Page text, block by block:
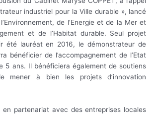
industriel pour la Ville durable », lancé
de l’Energie et de la Mer et
et de l’Habitat durable. Seul projet
été lauréat en 2016, le démonstrateur de
bénéficier de l’accompagnement de l’Etat
5 ans. Il bénéficiera également de soutiens
mener à bien les projets d’innovation
partenariat avec des entreprises locales